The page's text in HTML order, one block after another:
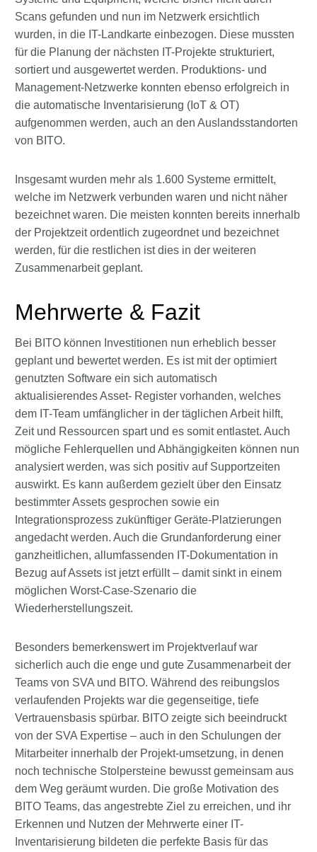
Scans gefunden und nun im Netzwerk ersichtlich
wurden, in die IT-Landkarte einbezogen. Diese mussten
für die Planung der nächsten IT-Projekte strukturiert,
sortiert und ausgewertet werden. Produktions- und
Management-Netzwerke konnten ebenso erfolgreich in
die automatische Inventarisierung (IoT & OT)
aufgenommen werden, auch an den Auslandsstandorten
von BITO.
Insgesamt wurden mehr als 1.600 Systeme ermittelt,
welche im Netzwerk verbunden waren und nicht näher
bezeichnet waren. Die meisten konnten bereits innerhalb
der Projektzeit ordentlich zugeordnet und bezeichnet
werden, für die restlichen ist dies in der weiteren
Zusammenarbeit geplant.
Mehrwerte & Fazit
Bei BITO können Investitionen nun erheblich besser
geplant und bewertet werden. Es ist mit der optimiert
genutzten Software ein sich automatisch
aktualisierendes Asset- Register vorhanden, welches
dem IT-Team umfänglicher in der täglichen Arbeit hilft,
Zeit und Ressourcen spart und es somit entlastet. Auch
mögliche Fehlerquellen und Abhängigkeiten können nun
analysiert werden, was sich positiv auf Supportzeiten
auswirkt. Es kann außerdem gezielt über den Einsatz
bestimmter Assets gesprochen sowie ein
Integrationsprozess zukünftiger Geräte-Platzierungen
angedacht werden. Auch die Grundanforderung einer
ganzheitlichen, allumfassenden IT-Dokumentation in
Bezug auf Assets ist jetzt erfüllt – damit sinkt in einem
möglichen Worst-Case-Szenario die
Wiederherstellungszeit.
Besonders bemerkenswert im Projektverlauf war
sicherlich auch die enge und gute Zusammenarbeit der
Teams von SVA und BITO. Während des reibungslos
verlaufenden Projekts war die gegenseitige, tiefe
Vertrauensbasis spürbar. BITO zeigte sich beeindruckt
von der SVA Expertise – auch in den Schulungen der
Mitarbeiter innerhalb der Projekt-umsetzung, in denen
noch technische Stolpersteine bewusst gemeinsam aus
dem Weg geräumt wurden. Die große Motivation des
BITO Teams, das angestrebte Ziel zu erreichen, und ihr
Erkennen und Nutzen der Mehrwerte einer IT-
Inventarisierung bildeten die perfekte Basis für das